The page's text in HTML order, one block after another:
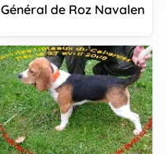
Général de Roz Navalen